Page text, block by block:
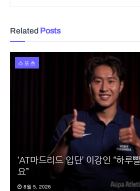
Related Posts
스포츠
‘AT마드리드 입단’ 이강인 “하루
요”
8월 5, 2026